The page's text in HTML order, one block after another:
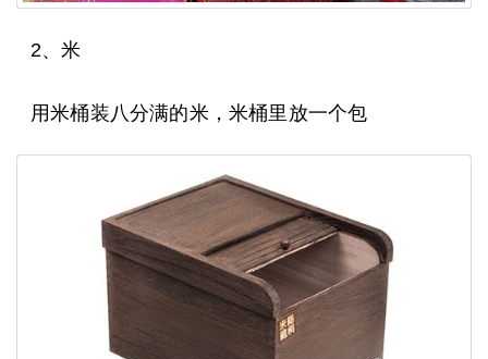
2、米
用米桶装八分满的米，米桶里放一个包